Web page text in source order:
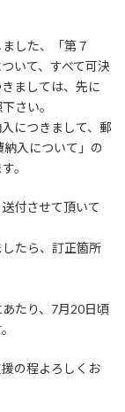
した、「第７
いて、すべて可決
ましては、先に
さい。
につきまして、郵
入について」の
。
付させて頂いて
たら、訂正箇所
たり、7月20日頃
の程よろしくお